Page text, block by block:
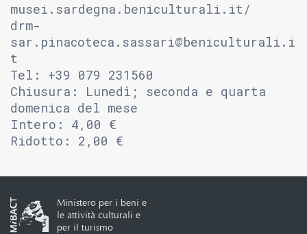
musei.sardegna.beniculturali.it/
drm-
sar.pinacoteca.sassari@beniculturali.i
t
Tel: +39 079 231560
Chiusura: Lunedì; seconda e quarta
domenica del mese
Intero: 4,00 €
Ridotto: 2,00 €
Ministero per i beni e
le attività culturali e
per il turismo